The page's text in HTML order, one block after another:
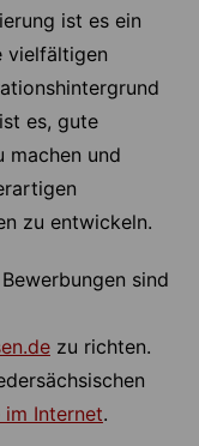
ist es ein
vielfältigen
es, gute
machen und
zu entwickeln.
sind
zu richten.
im Internet.